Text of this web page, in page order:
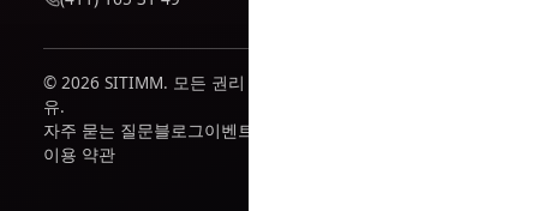
© 2026 SITIMM. 모든 권리 보
유.
자주 묻는 질문블로그이벤트
이용 약관